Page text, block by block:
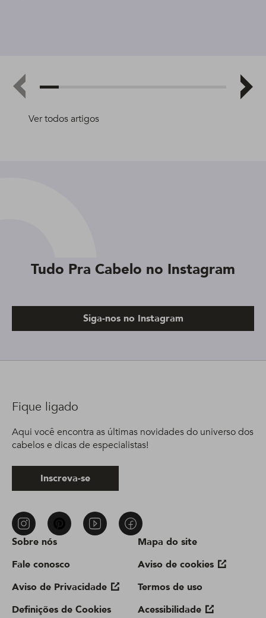
Ver todos artigos
Tudo Pra Cabelo no Instagram
Siga-nos no Instagram
Sobre nós
Fale conosco
Aviso de Privacidade
Definições de Cookies
Mapa do site
Aviso de cookies
Termos de uso
Acessibilidade
Fique ligado
Aqui você encontra as últimas novidades do universo dos
cabelos e dicas de especialistas!
Inscreva-se